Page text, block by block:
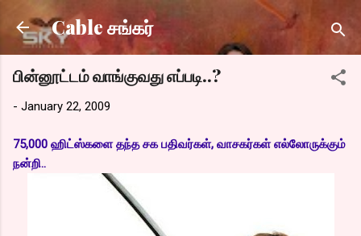
Skip to main content
Cable சங்கர்
பின்னூட்டம் வாங்குவது எப்படி..?
- January 22, 2009
75,000 ஹிட்ஸ்களை தந்த சக பதிவர்கள், வாசகர்கள் எல்லோருக்கும்
நன்றி..